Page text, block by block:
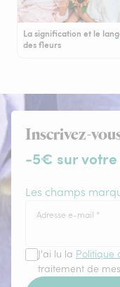
La signification et le
des fleurs
Inscrivez-
-5€ sur votre
Les champs
Adresse e-mail *
J'ai lu la Politique
traitement de